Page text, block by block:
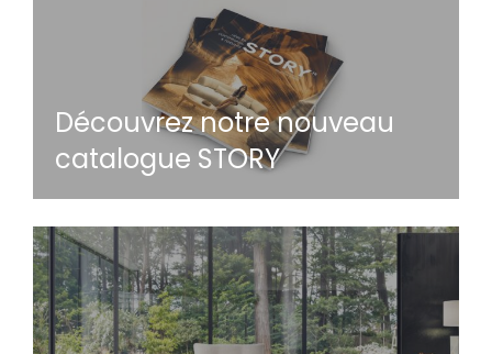
Découvrez notre nouveau
catalogue STORY